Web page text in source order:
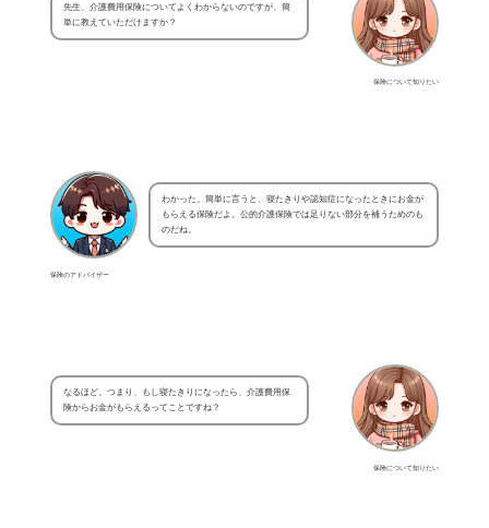
保険について知りたい
先生、介護費用保険についてよくわからないのですが、簡
単に教えていただけますか？
保険のアドバイザー
わかった。簡単に言うと、寝たきりや認知症になったときにお金が
もらえる保険だよ。公的介護保険では足りない部分を補うためのも
のだね。
保険について知りたい
なるほど。つまり、もし寝たきりになったら、介護費用保
険からお金がもらえるってことですね？